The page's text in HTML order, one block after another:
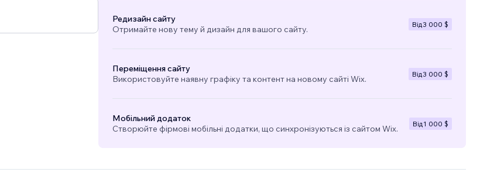
Редизайн сайту
Отримайте нову тему й дизайн для вашого сайту.
Від3 000 $
Переміщення сайту
Використовуйте наявну графіку та контент на новому сайті Wix.
Від3 000 $
Мобільний додаток
Створюйте фірмові мобільні додатки, що синхронізуються із сайтом Wix.
Від 1 000 $